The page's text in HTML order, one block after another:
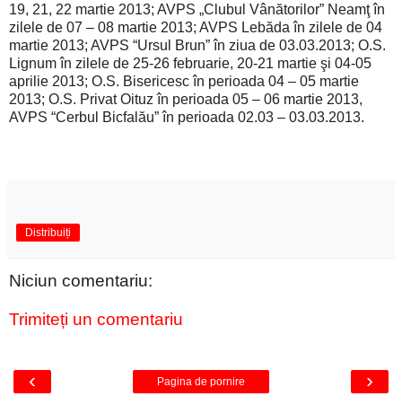
19, 21, 22 martie 2013; AVPS „Clubul Vânătorilor” Neamţ în
zilele de 07 – 08 martie 2013; AVPS Lebăda în zilele de 04
martie 2013; AVPS “Ursul Brun” în ziua de 03.03.2013; O.S.
Lignum în zilele de 25-26 februarie, 20-21 martie şi 04-05
aprilie 2013; O.S. Bisericesc în perioada 04 – 05 martie
2013; O.S. Privat Oituz în perioada 05 – 06 martie 2013,
AVPS “Cerbul Bicfalău” în perioada 02.03 – 03.03.2013.
Distribuiți
Niciun comentariu:
Trimiteți un comentariu
‹ ›
Pagina de pornire